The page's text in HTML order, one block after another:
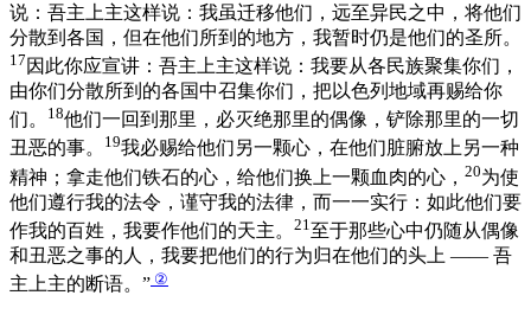
说：吾主上主这样说：我虽迁移他们，远至异民之中，将他们
分散到各国，但在他们所到的地方，我暂时仍是他们的圣所。
17 因此你应宣讲：吾主上主这样说：我要从各民族聚集你们，
由你们分散所到的各国中召集你们，把以色列地域再赐给你
们。
18他们一回到那里，必灭绝那里的偶像，铲除那里的一切
丑恶的事。
19我必赐给他们另一颗心，在他们脏腑放上另一种
精神；拿走他们铁石的心，给他们换上一颗血肉的心， 20为使
他们遵行我的法令，谨守我的法律，而一一实行：如此他们要
作我的百姓，我要作他们的天主。 21 至于那些心中仍随从偶像
和丑恶之事的人，我要把他们的行为归在他们的头上 —— 吾
主上主的断语。” ②